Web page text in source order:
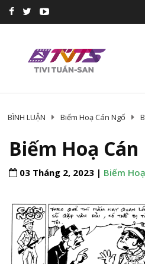
BÌNH LUẬN Biếm Hoạ Cán Ngố
Biếm Hoạ
03 Tháng 2, 2023 | Biếm